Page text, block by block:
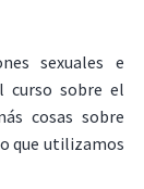
sexuales e
curso sobre el
cosas sobre
que utilizamos